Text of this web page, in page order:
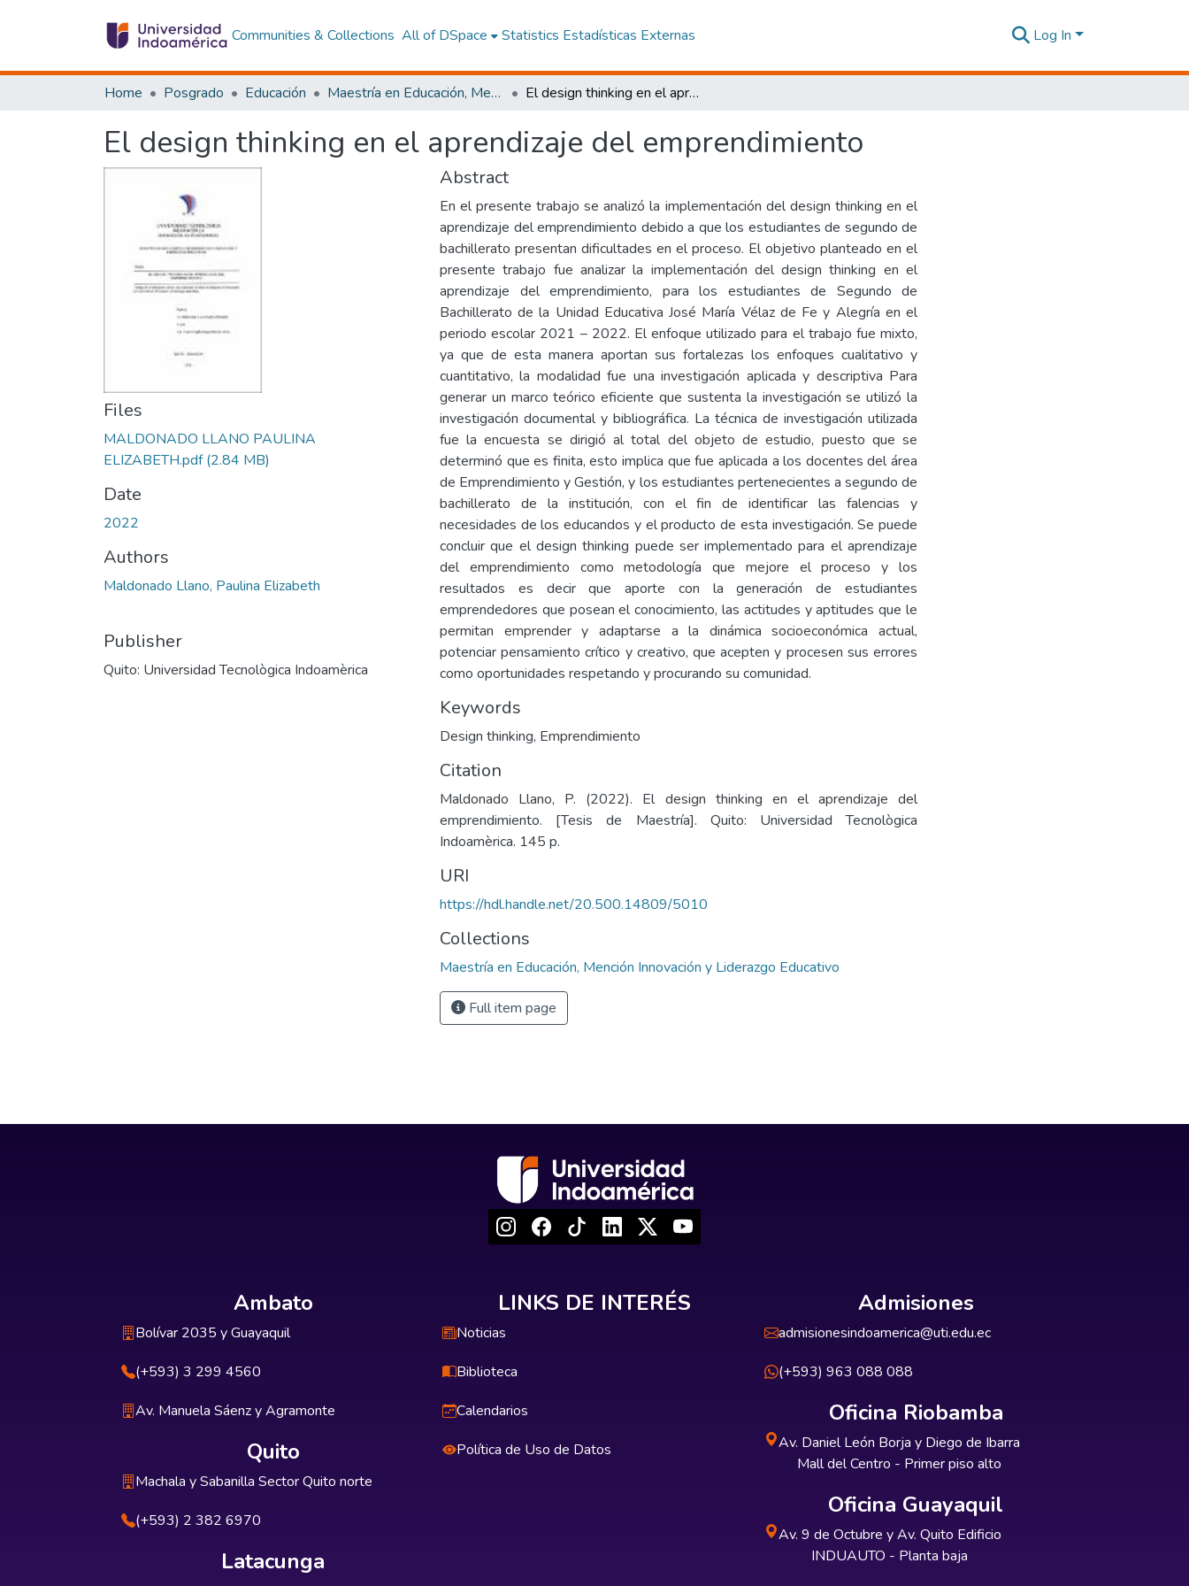
Communities & Collections All of DSpace Statistics Estadísticas Externas Log In
Home Posgrado Educación Maestría en Educación, Mención Innovación y Liderazgo Educativo El design thinking en el aprendizaje del emprendimiento
El design thinking en el aprendizaje del emprendimiento
Files
MALDONADO LLANO PAULINA
ELIZABETH.pdf(2.84 MB)
Date
2022
Authors
Maldonado Llano, Paulina Elizabeth
Publisher
Quito: Universidad Tecnològica Indoamèrica
Abstract
En el presente trabajo se analizó la implementación del design thinking en el
aprendizaje del emprendimiento debido a que los estudiantes de segundo de
bachillerato presentan dificultades en el proceso. El objetivo planteado en el
presente trabajo fue analizar la implementación del design thinking en el
aprendizaje del emprendimiento, para los estudiantes de Segundo de
Bachillerato de la Unidad Educativa José María Vélaz de Fe y Alegría en el
periodo escolar 2021 – 2022. El enfoque utilizado para el trabajo fue mixto,
ya que de esta manera aportan sus fortalezas los enfoques cualitativo y
cuantitativo, la modalidad fue una investigación aplicada y descriptiva Para
generar un marco teórico eficiente que sustenta la investigación se utilizó la
investigación documental y bibliográfica. La técnica de investigación utilizada
fue la encuesta se dirigió al total del objeto de estudio, puesto que se
determinó que es finita, esto implica que fue aplicada a los docentes del área
de Emprendimiento y Gestión, y los estudiantes pertenecientes a segundo de
bachillerato de la institución, con el fin de identificar las falencias y
necesidades de los educandos y el producto de esta investigación. Se puede
concluir que el design thinking puede ser implementado para el aprendizaje
del emprendimiento como metodología que mejore el proceso y los
resultados es decir que aporte con la generación de estudiantes
emprendedores que posean el conocimiento, las actitudes y aptitudes que le
permitan emprender y adaptarse a la dinámica socioeconómica actual,
potenciar pensamiento crítico y creativo, que acepten y procesen sus errores
como oportunidades respetando y procurando su comunidad.
Keywords
Design thinking, Emprendimiento
Citation
Maldonado Llano, P. (2022). El design thinking en el aprendizaje del
emprendimiento. [Tesis de Maestría]. Quito: Universidad Tecnològica
Indoamèrica. 145 p.
URI
https://hdl.handle.net/20.500.14809/5010
Collections
Maestría en Educación, Mención Innovación y Liderazgo Educativo
Full item page
Ambato
Bolívar 2035 y Guayaquil
(+593) 3 299 4560
Av. Manuela Sáenz y Agramonte
Quito
Machala y Sabanilla Sector Quito norte
(+593) 2 382 6970
Latacunga
LINKS DE INTERÉS
Noticias
Biblioteca
Calendarios
Política de Uso de Datos
Admisiones
admisionesindoamerica@uti.edu.ec
(+593) 963 088 088
Oficina Riobamba
Av. Daniel León Borja y Diego de Ibarra
Mall del Centro - Primer piso alto
Oficina Guayaquil
Av. 9 de Octubre y Av. Quito Edificio
INDUAUTO - Planta baja